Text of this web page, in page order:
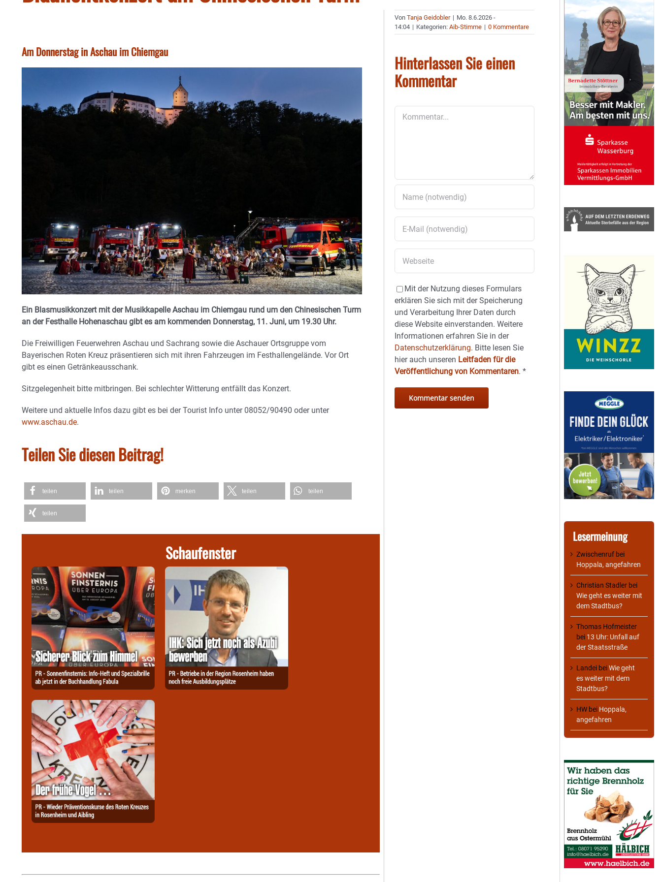
Am Donnerstag in Aschau im Chiemgau
Ein Blasmusikkonzert mit der Musikkapelle Aschau im Chiemgau rund um den Chinesischen Turm
an der Festhalle Hohenaschau gibt es am kommenden Donnerstag, 11. Juni, um 19.30 Uhr.
Die Freiwilligen Feuerwehren Aschau und Sachrang sowie die Aschauer Ortsgruppe vom
Bayerischen Roten Kreuz präsentieren sich mit ihren Fahrzeugen im Festhallengelände. Vor Ort
gibt es einen Getränkeausschank.
Sitzgelegenheit bitte mitbringen. Bei schlechter Witterung entfällt das Konzert.
Weitere und aktuelle Infos dazu gibt es bei der Tourist Info unter 08052/90490 oder unter
www.aschau.de.
Teilen Sie diesen Beitrag!
teilen teilen merken teilen teilen
teilen
Schaufenster
VonTanja Geidobler | Mo. 8.6.2026 -
14:04 | Kategorien:Aib-Stimme | 0 Kommentare
Hinterlassen Sie einen
Kommentar
Mit der Nutzung dieses Formulars
erklären Sie sich mit der Speicherung
und Verarbeitung Ihrer Daten durch
diese Website einverstanden. Weitere
Informationen erfahren Sie in der
Datenschutzerklärung. Bitte lesen Sie
hier auch unseren Leitfaden für die
Veröffentlichung von Kommentaren.*
Lesermeinung
Zwischenruf bei
Hoppala, angefahren
Christian Stadler bei
Wie geht es weiter mit
dem Stadtbus?
Thomas Hofmeister
bei 13 Uhr: Unfall auf
der Staatsstraße
Landei beiWie geht
es weiter mit dem
Stadtbus?
HW bei Hoppala,
angefahren